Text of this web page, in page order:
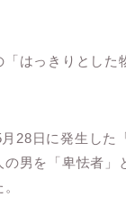
はっきりとした
28日に発生した
男を「卑怯者」